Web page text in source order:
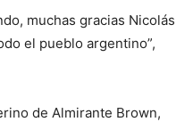
muchas gracias Nicolás
el pueblo argentino”,
de Almirante Brown,